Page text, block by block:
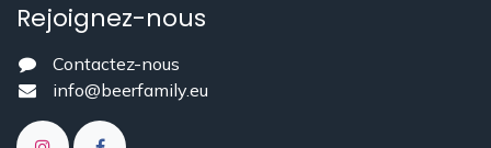
Rejoignez-nous
Contactez-nous
info@beerfamily.eu